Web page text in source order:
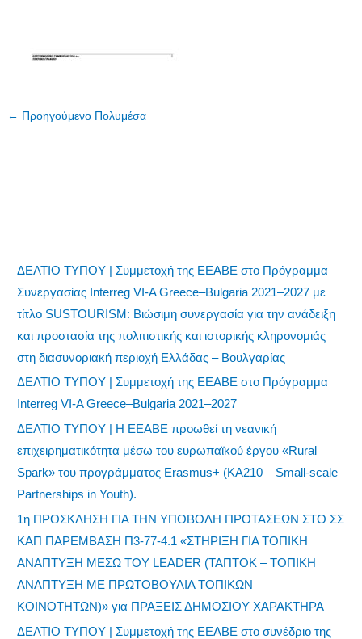
← Προηγούμενο Πολυμέσα
ΔΕΛΤΙΟ ΤΥΠΟΥ | Συμμετοχή της ΕΕΑΒΕ στο Πρόγραμμα
Συνεργασίας Interreg VI-A Greece–Bulgaria 2021–2027 με
τίτλο SUSTOURISM: Βιώσιμη συνεργασία για την ανάδειξη
και προστασία της πολιτιστικής και ιστορικής κληρονομιάς
στη διασυνοριακή περιοχή Ελλάδας – Βουλγαρίας
ΔΕΛΤΙΟ ΤΥΠΟΥ | Συμμετοχή της ΕΕΑΒΕ στο Πρόγραμμα
Interreg VI-A Greece–Bulgaria 2021–2027
ΔΕΛΤΙΟ ΤΥΠΟΥ | Η ΕΕΑΒΕ προωθεί τη νεανική
επιχειρηματικότητα μέσω του ευρωπαϊκού έργου «Rural
Spark» του προγράμματος Erasmus+ (KA210 – Small-scale
Partnerships in Youth).
1η ΠΡΟΣΚΛΗΣΗ ΓΙΑ ΤΗΝ ΥΠΟΒΟΛΗ ΠΡΟΤΑΣΕΩΝ ΣΤΟ ΣΣ
ΚΑΠ ΠΑΡΕΜΒΑΣΗ Π3-77-4.1 «ΣΤΗΡΙΞΗ ΓΙΑ ΤΟΠΙΚΗ
ΑΝΑΠΤΥΞΗ ΜΕΣΩ ΤΟΥ LEADER (ΤΑΠΤΟΚ – ΤΟΠΙΚΗ
ΑΝΑΠΤΥΞΗ ΜΕ ΠΡΩΤΟΒΟΥΛΙΑ ΤΟΠΙΚΩΝ
ΚΟΙΝΟΤΗΤΩΝ)» για ΠΡΑΞΕΙΣ ΔΗΜΟΣΙΟΥ ΧΑΡΑΚΤΗΡΑ
ΔΕΛΤΙΟ ΤΥΠΟΥ | Συμμετοχή της ΕΕΑΒΕ στο συνέδριο της